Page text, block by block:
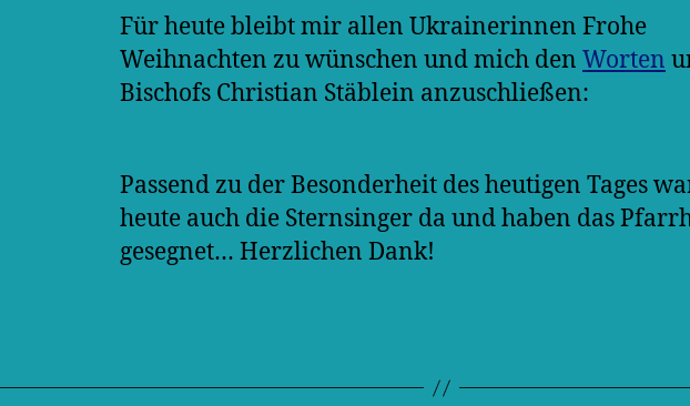
Für heute bleibt mir allen Ukrainerinnen Frohe
Weihnachten zu wünschen und mich den Worten
Bischofs Christian Stäblein anzuschließen:
Passend zu der Besonderheit des heutigen Tages
heute auch die Sternsinger da und haben das
gesegnet… Herzlichen Dank!